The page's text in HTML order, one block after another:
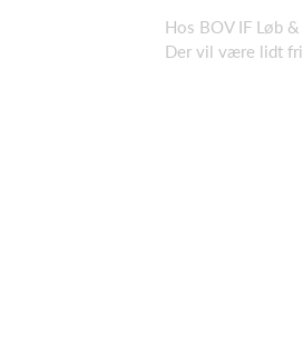
Hos BOV IF Løb
Der vil være lidt